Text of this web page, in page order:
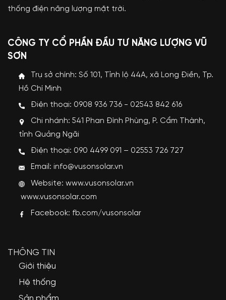
thống điện năng lượng mặt trời.
CÔNG TY CỔ PHẦN ĐẦU TƯ NĂNG LƯỢNG VŨ
SƠN
Trụ sở chính: Số 101, Tỉnh lộ 44A, xã Long Điền, Tp.
Hồ Chí Minh
Điện thoại: 0908 936 736 - 02543 842 616
Chi nhánh: 541 Phan Đình Phùng, P. Cẩm Thành,
tỉnh Quảng Ngãi
Điện thoại: 090 4499 091 – 02553 726 727
Email: info@vusonsolar.vn
Website:www.vusonsolar.vn
www.vusonsolar.com
Facebook: fb.com/vusonsolar
THÔNG TIN
Giới thiệu
Hệ thống